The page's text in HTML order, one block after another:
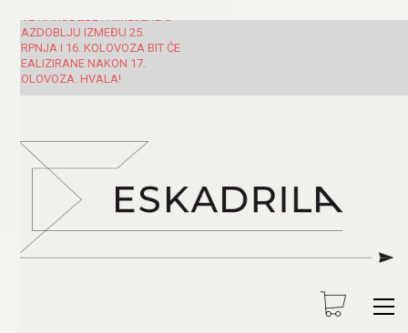
SVE NARUDŽBE PRIMLJENE U
RAZDOBLJU IZMEĐU 25.
SRPNJA I 16. KOLOVOZA BIT ĆE
REALIZIRANE NAKON 17.
KOLOVOZA. HVALA!